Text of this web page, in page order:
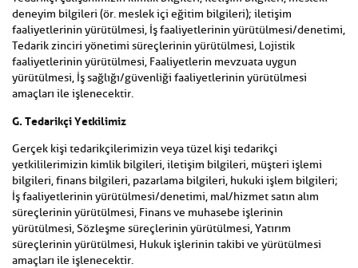
deneyim bilgileri (ör. meslek içi eğitim bilgileri); iletişim
faaliyetlerinin yürütülmesi, İş faaliyetlerinin yürütülmesi/denetimi,
Tedarik zinciri yönetimi süreçlerinin yürütülmesi, Lojistik
faaliyetlerinin yürütülmesi, Faaliyetlerin mevzuata uygun
yürütülmesi, İş sağlığı/güvenliği faaliyetlerinin yürütülmesi
amaçları ile işlenecektir.
G. Tedarikçi Yetkilimiz
Gerçek kişi tedarikçilerimizin veya tüzel kişi tedarikçi
yetkililerimizin kimlik bilgileri, iletişim bilgileri, müşteri işlemi
bilgileri, finans bilgileri, pazarlama bilgileri, hukuki işlem bilgileri;
İş faaliyetlerinin yürütülmesi/denetimi, mal/hizmet satın alım
süreçlerinin yürütülmesi, Finans ve muhasebe işlerinin
yürütülmesi, Sözleşme süreçlerinin yürütülmesi, Yatırım
süreçlerinin yürütülmesi, Hukuk işlerinin takibi ve yürütülmesi
amaçları ile işlenecektir.